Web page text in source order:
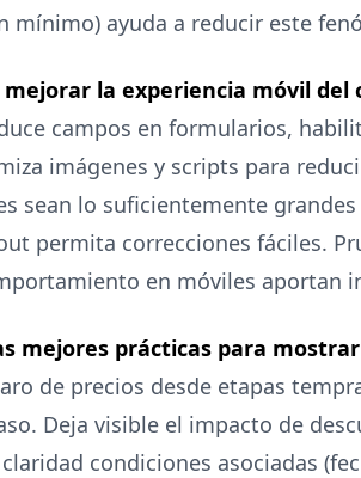
mínimo) ayuda a reducir este
mejorar la experiencia móvil del
campos en formularios,
imágenes y scripts para
sean lo suficientemente
permita correcciones fáciles.
en móviles aportan
mejores prácticas para
de precios desde etapas
Deja visible el impacto de
condiciones asociadas